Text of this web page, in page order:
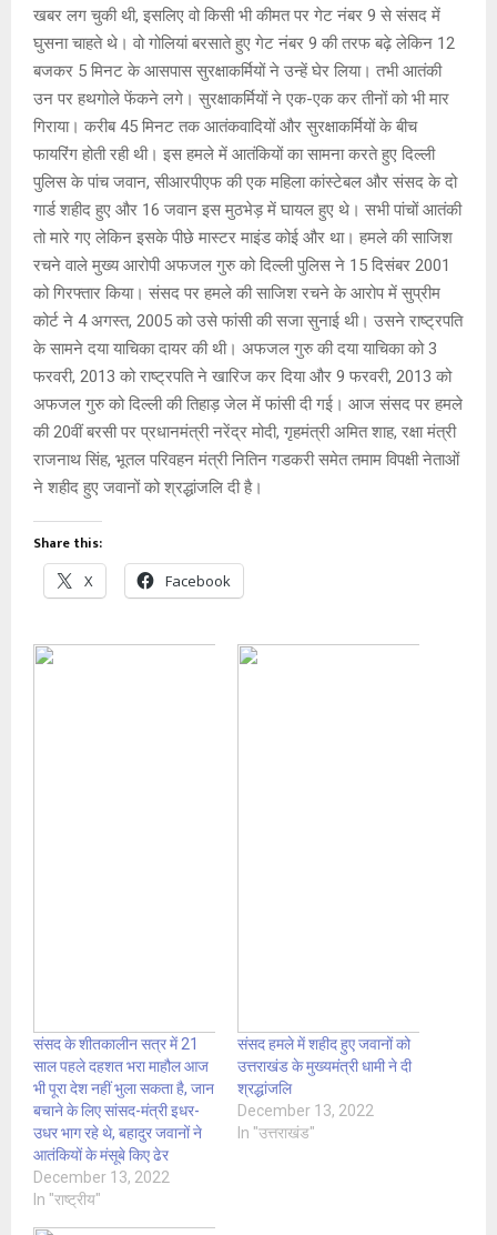
खबर लग चुकी थी, इसलिए वो किसी भी कीमत पर गेट नंबर 9 से संसद में
घुसना चाहते थे। वो गोलियां बरसाते हुए गेट नंबर 9 की तरफ बढ़े लेकिन 12
बजकर 5 मिनट के आसपास सुरक्षाकर्मियों ने उन्हें घेर लिया। तभी आतंकी
उन पर हथगोले फेंकने लगे। सुरक्षाकर्मियों ने एक-एक कर तीनों को भी मार
गिराया। करीब 45 मिनट तक आतंकवादियों और सुरक्षाकर्मियों के बीच
फायरिंग होती रही थी। इस हमले में आतंकियों का सामना करते हुए दिल्ली
पुलिस के पांच जवान, सीआरपीएफ की एक महिला कांस्टेबल और संसद के दो
गार्ड शहीद हुए और 16 जवान इस मुठभेड़ में घायल हुए थे। सभी पांचों आतंकी
तो मारे गए लेकिन इसके पीछे मास्टर माइंड कोई और था। हमले की साजिश
रचने वाले मुख्य आरोपी अफजल गुरु को दिल्ली पुलिस ने 15 दिसंबर 2001
को गिरफ्तार किया। संसद पर हमले की साजिश रचने के आरोप में सुप्रीम
कोर्ट ने 4 अगस्त, 2005 को उसे फांसी की सजा सुनाई थी। उसने राष्ट्रपति
के सामने दया याचिका दायर की थी। अफजल गुरु की दया याचिका को 3
फरवरी, 2013 को राष्ट्रपति ने खारिज कर दिया और 9 फरवरी, 2013 को
अफजल गुरु को दिल्ली की तिहा‌ड़ जेल में फांसी दी गई। आज संसद पर हमले
की 20वीं बरसी पर प्रधानमंत्री नरेंद्र मोदी, गृहमंत्री अमित शाह, रक्षा मंत्री
राजनाथ सिंह, भूतल परिवहन मंत्री नितिन गडकरी समेत तमाम विपक्षी नेताओं
ने शहीद हुए जवानों को श्रद्धांजलि दी है।
Share this:
X Facebook
संसद के शीतकालीन सत्र में 21
साल पहले दहशत भरा माहौल आज
भी पूरा देश नहीं भुला सकता है, जान
बचाने के लिए सांसद-मंत्री इधर-
उधर भाग रहे थे, बहादुर जवानों ने
आतंकियों के मंसूबे किए ढेर
December 13, 2022
In "राष्ट्रीय"
संसद हमले में शहीद हुए जवानों को
उत्तराखंड के मुख्यमंत्री धामी ने दी
श्रद्धांजलि
December 13, 2022
In "उत्तराखंड"